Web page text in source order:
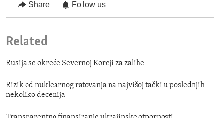
Share Follow us
Related
Rusija se okreće Severnoj Koreji za zalihe
Rizik od nuklearnog ratovanja na najvišoj tački u poslednjih
nekoliko decenija